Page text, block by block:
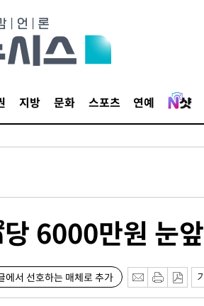
지방 문화 스포츠 연예
6000만원 눈앞
에서 선호하는 매체로 추가